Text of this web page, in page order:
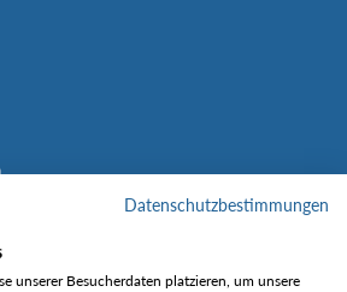
Datenschutzbestimmungen
unserer Besucherdaten platzieren, um unsere